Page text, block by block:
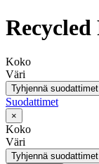
Koko
Väri
Tyhjennä suodattimet
Suodattimet
×
Koko
Väri
Tyhjennä suodattimet